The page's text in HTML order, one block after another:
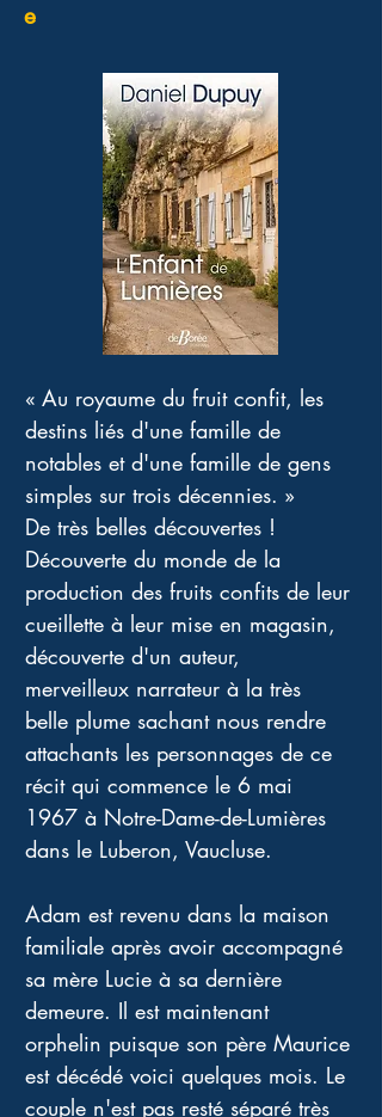
e
« Au royaume du fruit confit, les
destins liés d'une famille de
notables et d'une famille de gens
simples sur trois décennies. »
De très belles découvertes !
Découverte du monde de la
production des fruits confits de leur
cueillette à leur mise en magasin,
découverte d'un auteur,
merveilleux narrateur à la très
belle plume sachant nous rendre
attachants les personnages de ce
récit qui commence le 6 mai
1967 à Notre-Dame-de-Lumières
dans le Luberon, Vaucluse.
Adam est revenu dans la maison
familiale après avoir accompagné
sa mère Lucie à sa dernière
demeure. Il est maintenant
orphelin puisque son père Maurice
est décédé voici quelques mois. Le
couple n'est pas resté séparé très